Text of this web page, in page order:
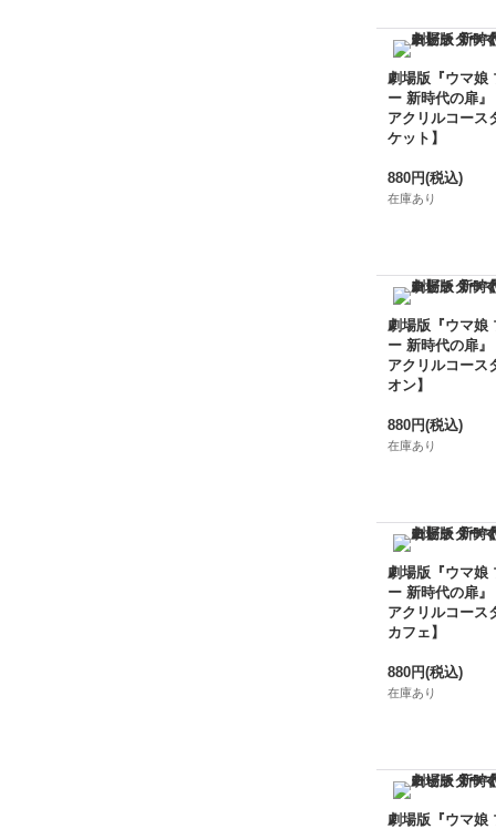
劇場版『ウマ娘
ー 新時代の扉』
アクリルコース
ケット】
880円(税込)
在庫あり
劇場版『ウマ娘
ー 新時代の扉』
アクリルコース
オン】
880円(税込)
在庫あり
劇場版『ウマ娘
ー 新時代の扉』
アクリルコース
カフェ】
880円(税込)
在庫あり
劇場版『ウマ娘